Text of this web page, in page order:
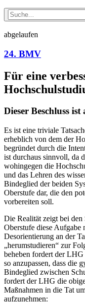
Suche
nach:
abgelaufen
24. BMV
Für eine
Dieser Beschluss ist
Es ist eine triviale
erheblich von dem der
begründet durch die
ist durchaus sinnvoll, da
wohingegen die
und das Lehren des
Bindeglied der beiden
Oberstufe dar, die den
vorbereiten soll.
Die Realität zeigt bei den
Oberstufe diese
Desorientierung an der
„herumstudieren“ zur
beheben fordert der
so anzupassen, dass die
Bindeglied zwischen
fordert der LHG die
Maßnahmen in die Tat
aufzunehmen: